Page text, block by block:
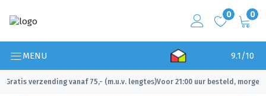
0 0
MENU 9.1/10
Gratis verzending vanaf 75,- (m.u.v. lengtes)
✓ Voor 21:00 uur besteld, morgen